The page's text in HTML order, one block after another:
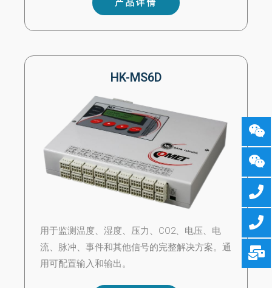
产品详情
HK-MS6D
用于监测温度、湿度、压力、CO2、电压、电
流、脉冲、事件和其他信号的完整解决方案。通
用可配置输入和输出。